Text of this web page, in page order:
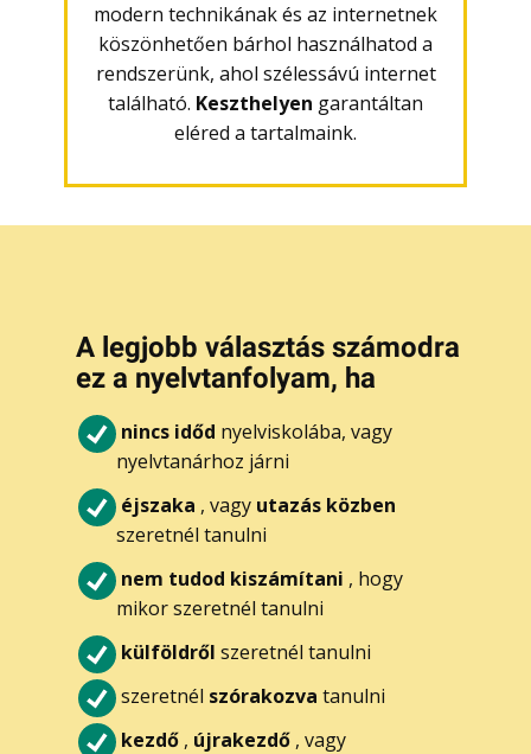
modern technikának és az internetnek
köszönhetően bárhol használhatod a
rendszerünk, ahol szélessávú internet
található. Keszthelyen garantáltan
eléred a tartalmaink.
A legjobb választás számodra
ez a nyelvtanfolyam, ha
nincs időd nyelviskolába, vagy
nyelvtanárhoz járni
éjszaka , vagy utazás közben
szeretnél tanulni
nem tudod kiszámítani , hogy
mikor szeretnél tanulni
külföldről szeretnél tanulni
szeretnél szórakozva tanulni
kezdő , újrakezdő , vagy